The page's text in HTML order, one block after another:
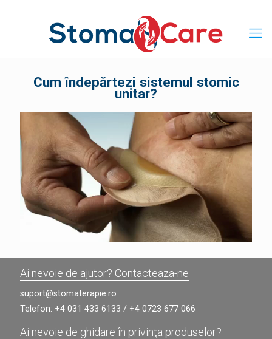
Cum îndepărtezi sistemul stomic
unitar?
Ai nevoie de ajutor? Contacteaza-ne
suport@stomaterapie.ro
Telefon: +4 031 433 6133 / +4 0723 677 066
Ai nevoie de ghidare în privinţa produselor?